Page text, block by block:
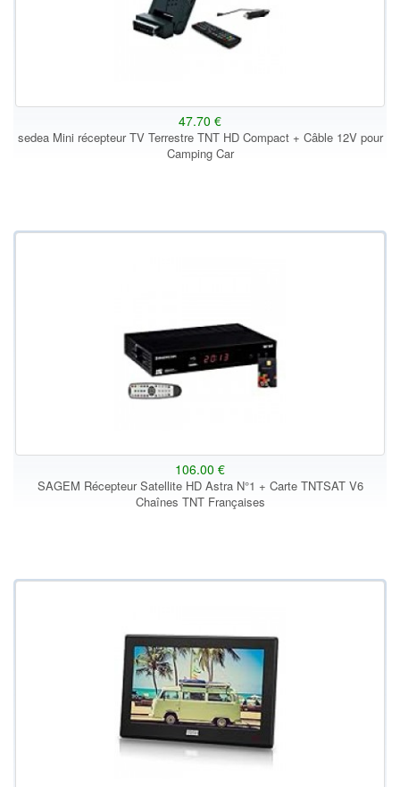
47.70 €
sedea Mini récepteur TV Terrestre TNT HD Compact + Câble 12V pour
Camping Car
106.00 €
SAGEM Récepteur Satellite HD Astra N°1 + Carte TNTSAT V6
Chaînes TNT Françaises